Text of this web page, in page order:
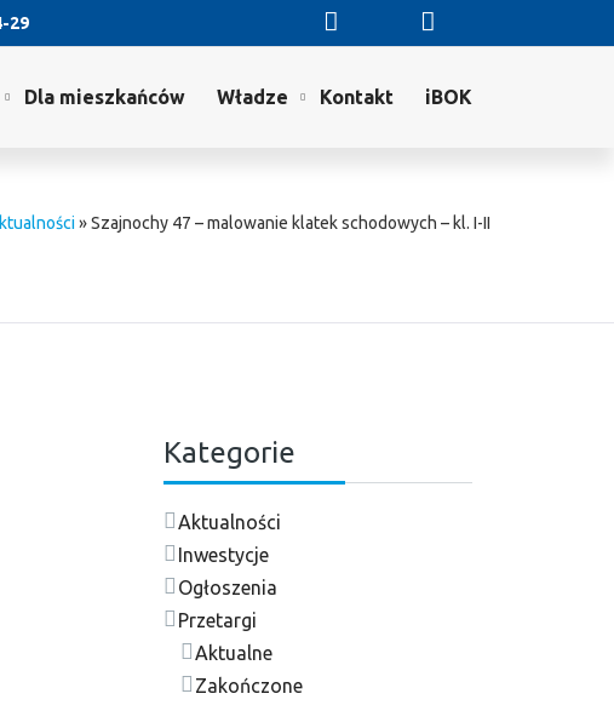
29
Dla mieszkańców Władze Kontakt iBOK
»Szajnochy 47 – malowanie klatek schodowych – kl. I-II
Kategorie
Aktualności
Inwestycje
Ogłoszenia
Przetargi
Aktualne
Zakończone